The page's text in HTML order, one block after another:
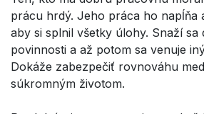
prácu hrdý. Jeho práca ho napĺňa
aby si splnil všetky úlohy. Snaží
povinnosti a až potom sa venuje
Dokáže zabezpečiť rovnováhu
súkromným životom.